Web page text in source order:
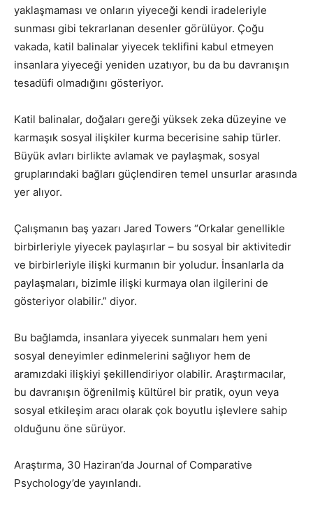
yaklaşmaması ve onların yiyeceği kendi iradeleriyle
sunması gibi tekrarlanan desenler görülüyor. Çoğu
vakada, katil balinalar yiyecek teklifini kabul etmeyen
insanlara yiyeceği yeniden uzatıyor, bu da bu davranışın
tesadüfi olmadığını gösteriyor.
Katil balinalar, doğaları gereği yüksek zeka düzeyine ve
karmaşık sosyal ilişkiler kurma becerisine sahip türler.
Büyük avları birlikte avlamak ve paylaşmak, sosyal
gruplarındaki bağları güçlendiren temel unsurlar arasında
yer alıyor.
Çalışmanın baş yazarı Jared Towers “Orkalar genellikle
birbirleriyle yiyecek paylaşırlar – bu sosyal bir aktivitedir
ve birbirleriyle ilişki kurmanın bir yoludur. İnsanlarla da
paylaşmaları, bizimle ilişki kurmaya olan ilgilerini de
gösteriyor olabilir.” diyor.
Bu bağlamda, insanlara yiyecek sunmaları hem yeni
sosyal deneyimler edinmelerini sağlıyor hem de
aramızdaki ilişkiyi şekillendiriyor olabilir. Araştırmacılar,
bu davranışın öğrenilmiş kültürel bir pratik, oyun veya
sosyal etkileşim aracı olarak çok boyutlu işlevlere sahip
olduğunu öne sürüyor.
Araştırma, 30 Haziran’da Journal of Comparative
Psychology’de yayınlandı.